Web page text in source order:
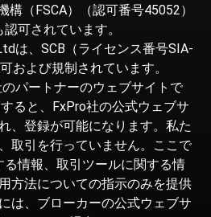
構（FSCA）（認可番号45052）
可されています。
は、SCB（ライセンス番号SIA-
および規制されています。
パートナーのウェブサイトで
ると、FxPro社の公式ウェブサ
、登録が可能になります。私た
取引を行っていません。ここで
情報、取引ツールに関する情
方法についての指示のみを提供
は、ブローカーの公式ウェブサ